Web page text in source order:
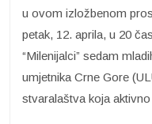
u ovom izložbenom
petak, 12. aprila, u 20
“Milenijalci” sedam
umjetnika Crne Gore
stvaralaštva koja